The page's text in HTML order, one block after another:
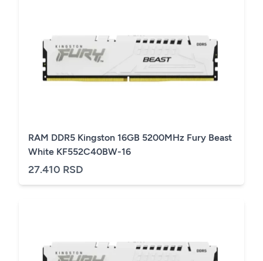
RAM DDR5 Kingston 16GB 5200MHz Fury Beast
White KF552C40BW-16
27.410 RSD